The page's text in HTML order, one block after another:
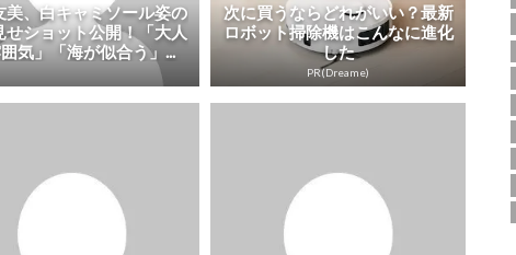
美、白キャミソール姿の
せショット公開！「大人
気」「海が似合う」...
次に買うならどれがいい？最新
ロボット掃除機はこんなに進化
した
PR(Dreame)